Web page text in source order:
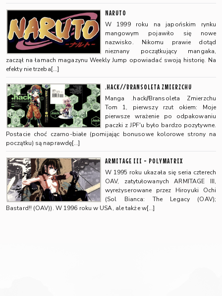
NARUTO
W 1999 roku na japońskim rynku
mangowym pojawiło się nowe
nazwisko. Nikomu prawie dotąd
nieznany początkujący mangaka,
zaczął na łamach magazynu Weekly Jump opowiadać swoją historię. Na
efekty nie trzeba[…]
.HACK//BRANSOLETA ZMIERZCHU
Manga .hack//Bransoleta Zmierzchu
Tom 1, pierwszy rzut okiem: Moje
pierwsze wrażenie po odpakowaniu
paczki z JPF'u było bardzo pozytywne.
Postacie choć czarno-białe (pomijając bonusowe kolorowe strony na
początku) są naprawdę[…]
ARMITAGE III - POLYMATRIX
W 1995 roku ukazała się seria czterech
OAV, zatytułowanych ARMITAGE III,
wyreżyserowane przez Hiroyuki Ochi
(Sol Bianca: The Legacy (OAV);
Bastard!! (OAV)). W 1996 roku w USA, ale także w[…]